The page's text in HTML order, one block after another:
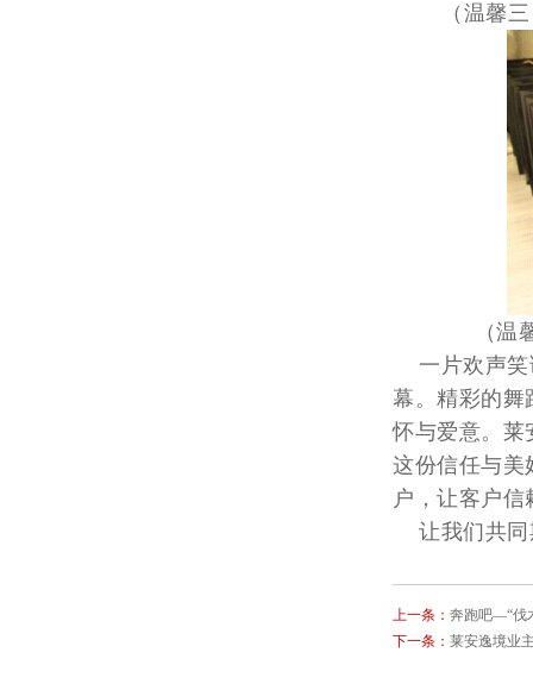
（温馨
（
一片欢声笑
幕。精彩的舞
怀与爱意。莱
这份信任与美
户，让客户
让我们共同
上一条： 奔跑吧—“伐
下一条： 莱安逸境业